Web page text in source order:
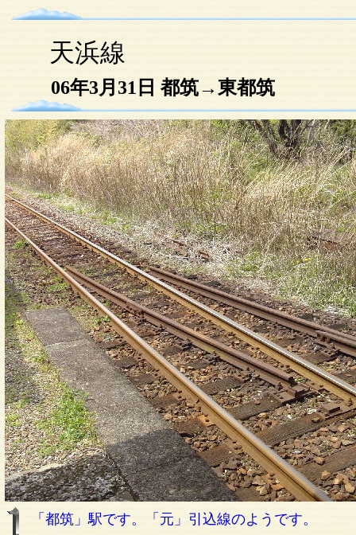
天浜線
06年3月31日 都筑→東都筑
「都筑」駅です。「元」引込線のようです。